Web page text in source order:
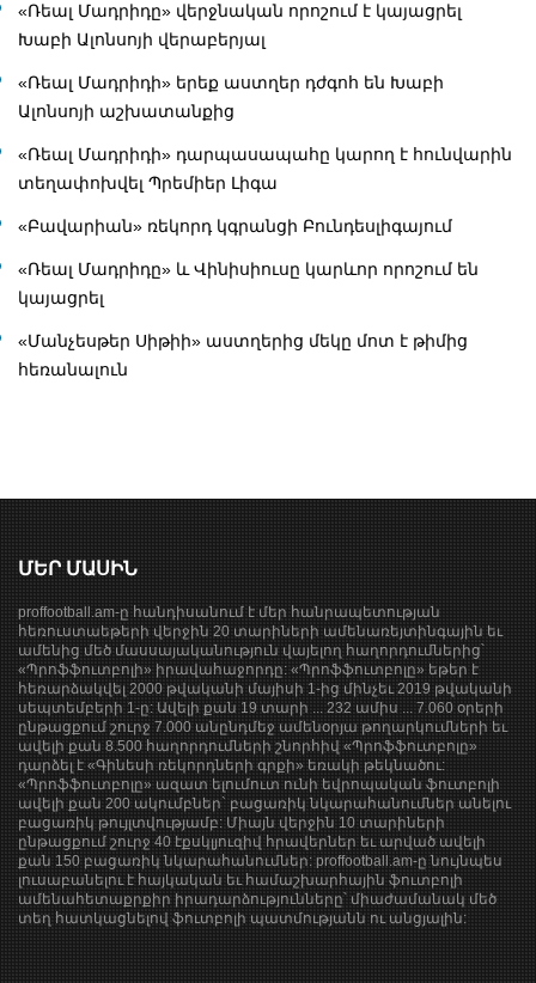
«Ռեալ Մադրիդը» վերջնական որոշում է կայացրել
Խաբի Ալոնսոյի վերաբերյալ
«Ռեալ Մադրիդի» երեք աստղեր դժգոհ են Խաբի
Ալոնսոյի աշխատանքից
«Ռեալ Մադրիդի» դարպասապահը կարող է հունվարին
տեղափոխվել Պրեմիեր Լիգա
«Բավարիան» ռեկորդ կգրանցի Բունդեսլիգայում
«Ռեալ Մադրիդը» և Վինիսիուսը կարևոր որոշում են
կայացրել
«Մանչեսթեր Սիթիի» աստղերից մեկը մոտ է թիմից
հեռանալուն
ՄԵՐ ՄԱՍԻՆ
proffootball.am-ը հանդիսանում է մեր հանրապետության
հեռուստաեթերի վերջին 20 տարիների ամենառեյտինգային եւ
ամենից մեծ մասսայականություն վայելող հաղորդումներից՝
«Պրոֆֆուտբոլի» իրավահաջորդը: «Պրոֆֆուտբոլը» եթեր է
հեռարձակվել 2000 թվականի մայիսի 1-ից մինչեւ 2019 թվականի
սեպտեմբերի 1-ը: Ավելի քան 19 տարի ... 232 ամիս ... 7.060 օրերի
ընթացքում շուրջ 7.000 անընդմեջ ամենօրյա թողարկումների եւ
ավելի քան 8.500 հաղորդումների շնորհիվ «Պրոֆֆուտբոլը»
դարձել է «Գինեսի ռեկորդների գրքի» եռակի թեկնածու:
«Պրոֆֆուտբոլը» ազատ ելումուտ ունի եվրոպական ֆուտբոլի
ավելի քան 200 ակումբներ` բացառիկ նկարահանումներ անելու
բացառիկ թույլտվությամբ: Միայն վերջին 10 տարիների
ընթացքում շուրջ 40 էքսկլյուզիվ հրավերներ եւ արված ավելի
քան 150 բացառիկ նկարահանումներ: proffootball.am-ը նույնպես
լուսաբանելու է հայկական եւ համաշխարհային ֆուտբոլի
ամենահետաքրքիր իրադարձությունները՝ միաժամանակ մեծ
տեղ հատկացնելով ֆուտբոլի պատմությանն ու անցյալին: